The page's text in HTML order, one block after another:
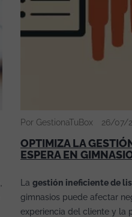
Por GestionaTuBox 26/07/
OPTIMIZA LA
ESPERA EN
La gestión ineficiente de
gimnasios puede afectar
experiencia del cliente y la